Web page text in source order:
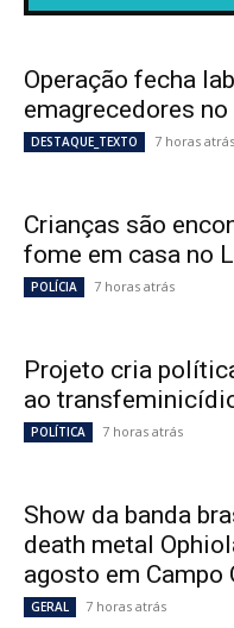
Operação fecha
emagrecedores no
DESTAQUE_TEXTO 7 horas atrás
Crianças são
fome em casa no
POLÍCIA 7 horas atrás
Projeto cria
ao
POLÍTICA 7 horas atrás
Show da banda
death metal
agosto em Campo
GERAL 7 horas atrás